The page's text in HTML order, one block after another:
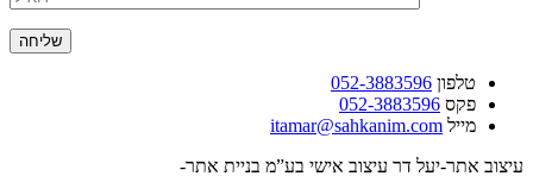
טלפון 052-3883596
פקס 052-3883596
מייל itamar@sahkanim.com
עיצוב אתר-יעל דר עיצוב אישי בע”מ בניית אתר-